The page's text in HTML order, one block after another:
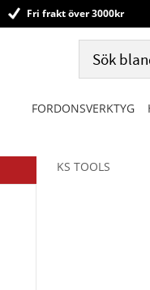
Fri frakt över 3000kr
FORDONSVERKTYG
KS TOOLS